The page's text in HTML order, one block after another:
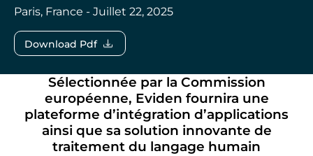
Paris, France - Juillet 22, 2025
Download Pdf
Sélectionnée par la Commission
européenne, Eviden fournira une
plateforme d’intégration d’applications
ainsi que sa solution innovante de
traitement du langage humain